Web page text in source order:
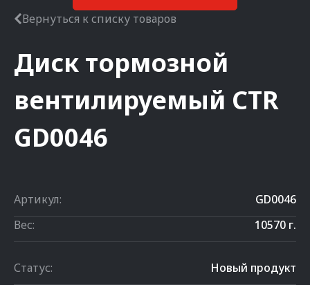
Вернуться к списку товаров
Диск тормозной
вентилируемый CTR
GD0046
Артикул:
GD0046
Вес:
10570 г.
Статус: Новый продукт